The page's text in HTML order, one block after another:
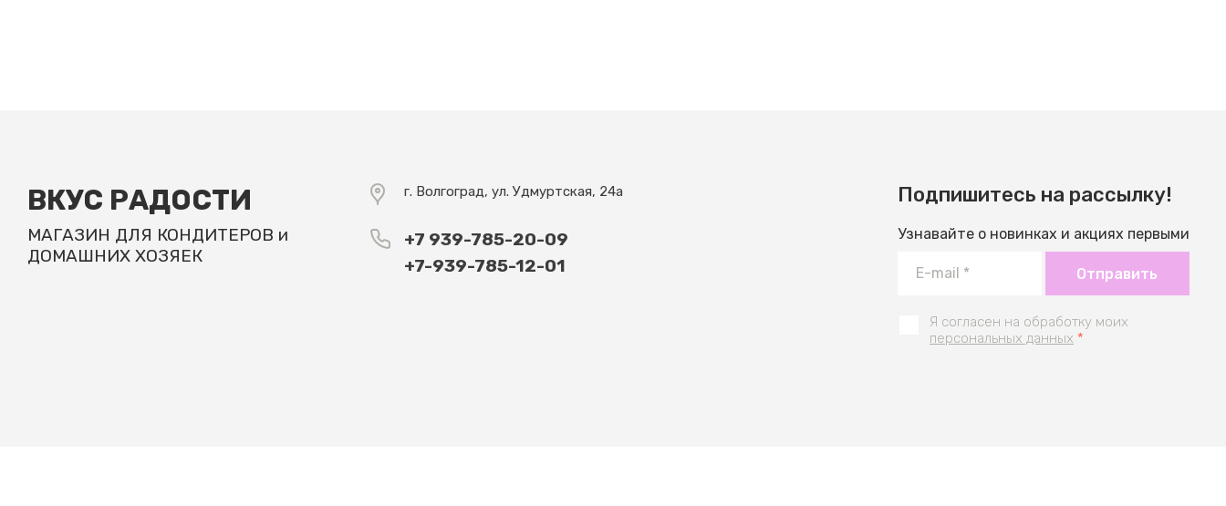
ВКУС РАДОСТИ
МАГАЗИН ДЛЯ КОНДИТЕРОВ и
ДОМАШНИХ ХОЗЯЕК
г. Волгоград, ул. Удмуртская, 24а
+7 939-785-20-09
+7-939-785-12-01
Подпишитесь на рассылку!
Узнавайте о новинках и акциях первыми
Я согласен на обработку моих
персональных данных *
Отправить